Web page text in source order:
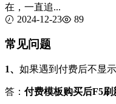
在，一直追...
2024-12-23
89
常见问题
1、 如果遇到付费后不显
答： 付费模板购买后F5刷